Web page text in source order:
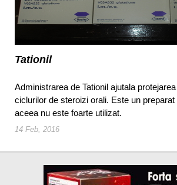
Tationil
Administrarea de Tationil ajutala
ciclurilor de steroizi orali. Este un preparat
aceea nu este foarte utilizat.
14 Feb, 2016